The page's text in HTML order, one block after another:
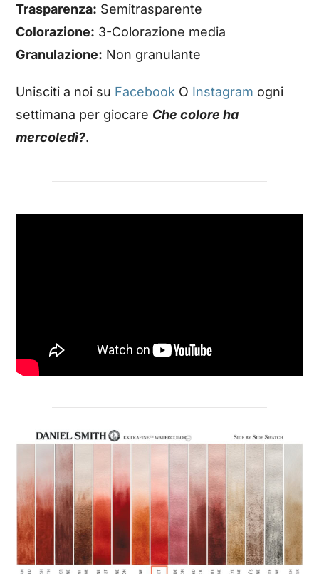
Trasparenza: Semitrasparente
Colorazione: 3-Colorazione media
Granulazione: Non granulante
Unisciti a noi su Facebook O Instagram ogni
settimana per giocare Che colore ha
mercoledì?.